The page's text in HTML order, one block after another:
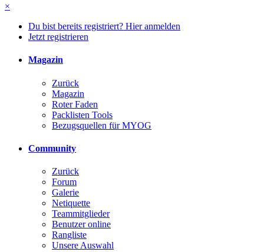
×
Du bist bereits registriert? Hier anmelden
Jetzt registrieren
Magazin
Zurück
Magazin
Roter Faden
Packlisten Tools
Bezugsquellen für MYOG
Community
Zurück
Forum
Galerie
Netiquette
Teammitglieder
Benutzer online
Rangliste
Unsere Auswahl